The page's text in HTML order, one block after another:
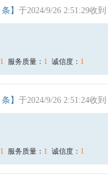
条】 于2024/9/26 2:51:29收到
1 服务质量： 1 诚信度： 1
条】 于2024/9/26 2:51:24收到
1 服务质量： 1 诚信度： 1